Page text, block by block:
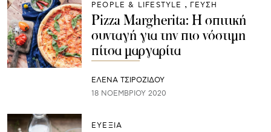
PEOPLE & LIFESTYLE ΓΕΥΣΗ
Pizza Margherita: Η σπιτική
συνταγή για την πιο νόστιμη
πίτσα μαργαρίτα
ΈΛΕΝΑ ΤΣΙΡΟΖΊΔΟΥ
18 ΝΟΕΜΒΡΊΟΥ 2020
ΕΥΕΞΙΑ